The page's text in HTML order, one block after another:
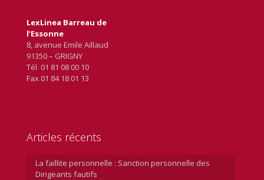
LexLinea Barreau de
l’Essonne
8, avenue Emile Aillaud
91350 – GRIGNY
Tél 01 81 08 00 10
Fax 01 84 18 01 13
Articles récents
La faillite personnelle : Sanction personnelle des
Dirigeants fautifs